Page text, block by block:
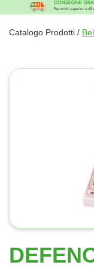
Catalogo Prodotti /